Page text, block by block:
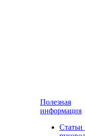
Полезная
информация
Статьи